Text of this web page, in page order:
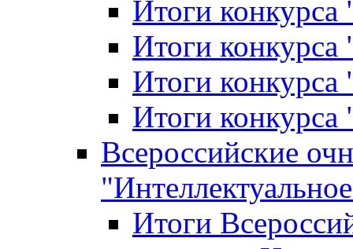
Итоги
Итоги конкурса
Итоги
Итоги
Всероссийские
Итоги